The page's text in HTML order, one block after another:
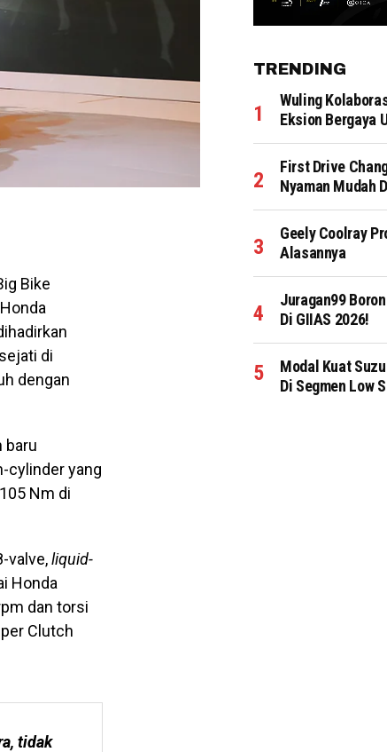
Bike
di
dengan
baru
cylinder yang
Nm di
valve,liquid-
Honda
dan torsi
Clutch
tidak
TRENDING
Wuling
Eksion Bergaya
First Drive
Nyaman Mudah
Geely Coolray
Alasannya
Juragan99
Di GIIAS 2026!
Modal Kuat
Di Segmen Low